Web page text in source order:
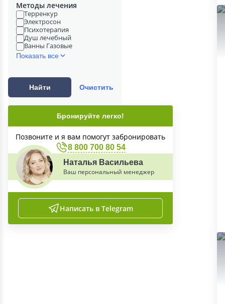
Методы лечения
Терренкур
Электросон
Психотерапия
Душ лечебный
Ванны Газовые
Показать все
Найти Очистить
Бронируйте легко!
Позвоните и я вам помогут забронировать
8 800 700 80 54
Наталья Васильева
Ваш персональный менеджер
Написать в Telegram